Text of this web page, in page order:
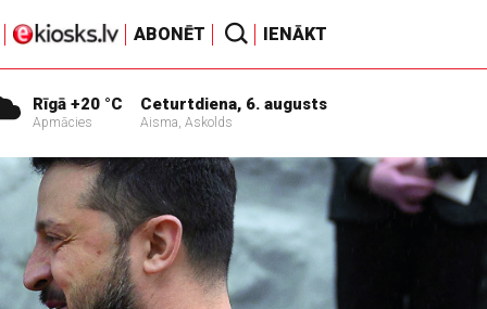
ABONĒT IENĀKT
Rīgā +20 °C
Apmācies
Ceturtdiena, 6. augusts
Aisma, Askolds